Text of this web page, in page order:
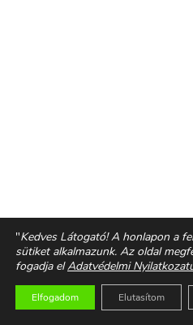
"Kedves Látogató! A honlapon a
sütiket alkalmazunk. Az oldal
fogadja elAdatvédelmi
Elfogadom Elutasítom